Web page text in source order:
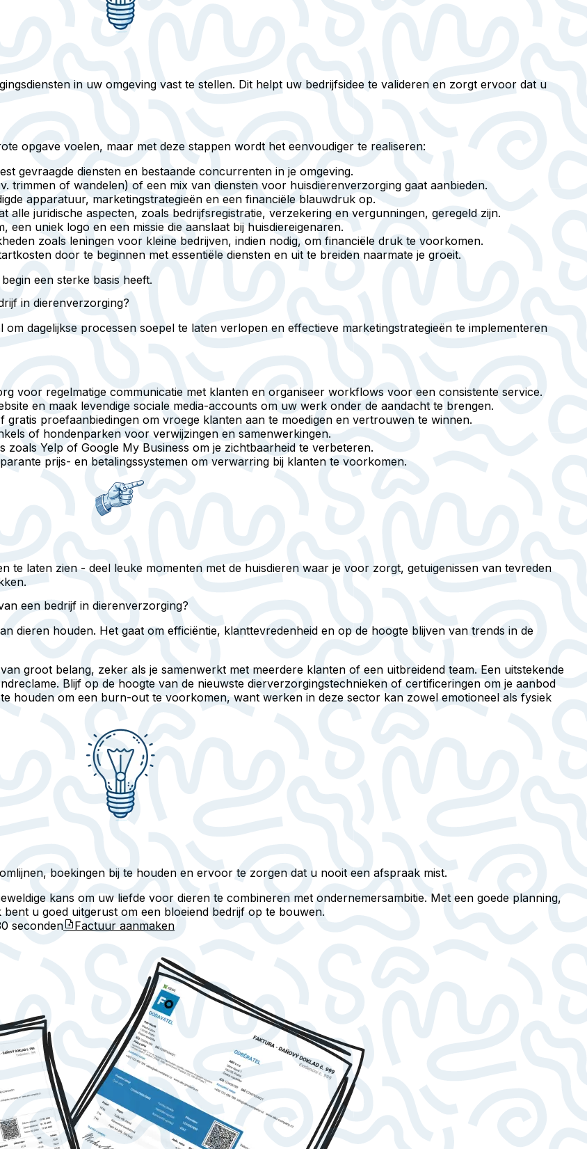
in uw omgeving vast te stellen. Dit helpt uw bedrijfsidee te valideren en zorgt ervoor dat u
opgave voelen, maar met deze stappen wordt het eenvoudiger te realiseren:
gevraagde diensten en bestaande concurrenten in je omgeving.
trimmen of wandelen) of een mix van diensten voor huisdierenverzorging gaat aanbieden.
apparatuur, marketingstrategieën en een financiële blauwdruk op.
alle juridische aspecten, zoals bedrijfsregistratie, verzekering en vergunningen, geregeld zijn.
een uniek logo en een missie die aanslaat bij huisdiereigenaren.
zoals leningen voor kleine bedrijven, indien nodig, om financiële druk te voorkomen.
door te beginnen met essentiële diensten en uit te breiden naarmate je groeit.
een sterke basis heeft.
in dierenverzorging?
dagelijkse processen soepel te laten verlopen en effectieve marketingstrategieën te implementeren
voor regelmatige communicatie met klanten en organiseer workflows voor een consistente service.
en maak levendige sociale media-accounts om uw werk onder de aandacht te brengen.
gratis proefaanbiedingen om vroege klanten aan te moedigen en vertrouwen te winnen.
of hondenparken voor verwijzingen en samenwerkingen.
zoals Yelp of Google My Business om je zichtbaarheid te verbeteren.
prijs- en betalingssystemen om verwarring bij klanten te voorkomen.
te laten zien - deel leuke momenten met de huisdieren waar je voor zorgt, getuigenissen van tevreden
een bedrijf in dierenverzorging?
dieren houden. Het gaat om efficiëntie, klanttevredenheid en op de hoogte blijven van trends in de
groot belang, zeker als je samenwerkt met meerdere klanten of een uitbreidend team. Een uitstekende
Blijf op de hoogte van de nieuwste dierverzorgingstechnieken of certificeringen om je aanbod
houden om een burn-out te voorkomen, want werken in deze sector kan zowel emotioneel als fysiek
boekingen bij te houden en ervoor te zorgen dat u nooit een afspraak mist.
kans om uw liefde voor dieren te combineren met ondernemersambitie. Met een goede planning,
u goed uitgerust om een bloeiend bedrijf op te bouwen.
seconden Factuur aanmaken